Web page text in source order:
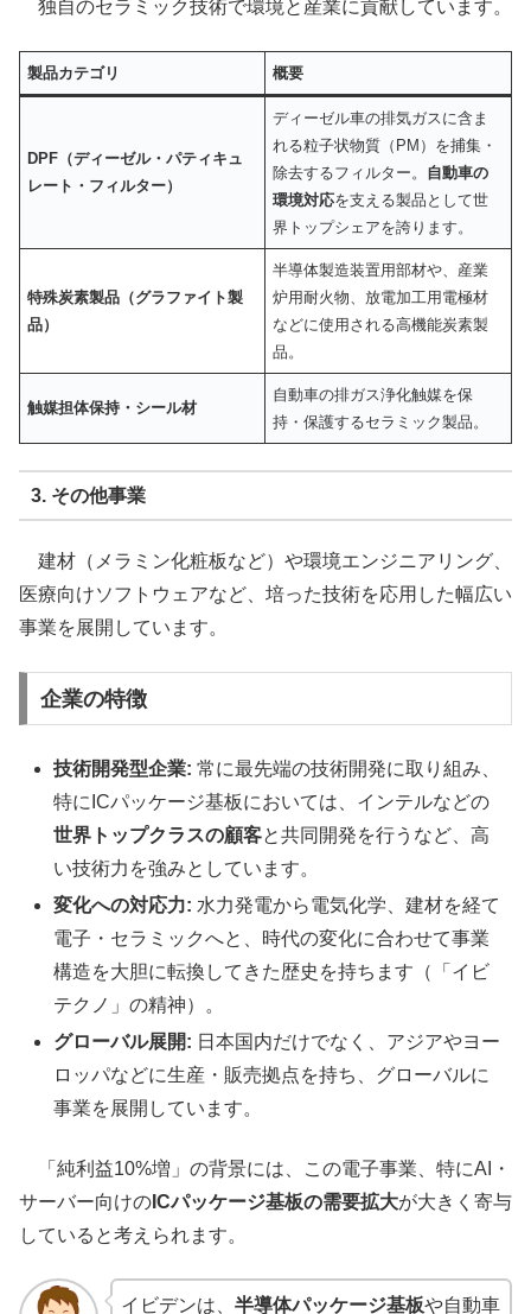
独自のセラミック技術で環境と産業に貢献しています。
製品カテゴリ 概要
DPF（ディーゼル・パティキュ
レート・フィルター）
ディーゼル車の排気ガスに含ま
れる粒子状物質（PM）を捕集・
除去するフィルター。 自動車の
環境対応を支える製品として世
界トップシェアを誇ります。
特殊炭素製品（グラファイト製
品）
半導体製造装置用部材や、産業
炉用耐火物、放電加工用電極材
などに使用される高機能炭素製
品。
触媒担体保持・シール材
自動車の排ガス浄化触媒を保
持・保護するセラミック製品。
3. その他事業
建材（メラミン化粧板など）や環境エンジニアリング、
医療向けソフトウェアなど、培った技術を応用した幅広い
事業を展開しています。
企業の特徴
技術開発型企業: 常に最先端の技術開発に取り組み、
特にICパッケージ基板においては、インテルなどの
世界トップクラスの顧客と共同開発を行うなど、高
い技術力を強みとしています。
変化への対応力: 水力発電から電気化学、建材を経て
電子・セラミックへと、時代の変化に合わせて事業
構造を大胆に転換してきた歴史を持ちます（「イビ
テクノ」の精神）。
グローバル展開: 日本国内だけでなく、アジアやヨー
ロッパなどに生産・販売拠点を持ち、グローバルに
事業を展開しています。
「純利益10%増」の背景には、この電子事業、特にAI・
サーバー向けの ICパッケージ基板の需要拡大が大きく寄与
していると考えられます。
イビデンは、 半導体パッケージ基板や自動車